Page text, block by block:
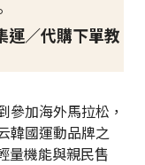
運／代購下單教
參加海外馬拉松，
韓國運動品牌之
量機能與親民售